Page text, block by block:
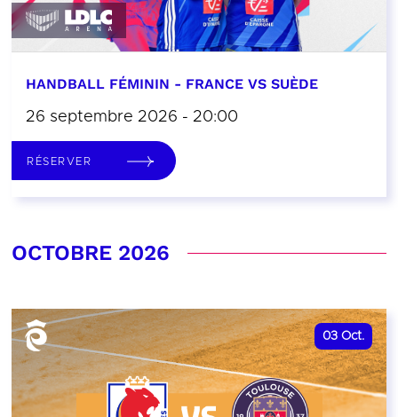
HANDBALL FÉMININ - FRANCE VS SUÈDE
26 septembre 2026 - 20:00
RÉSERVER
OCTOBRE 2026
03 Oct.